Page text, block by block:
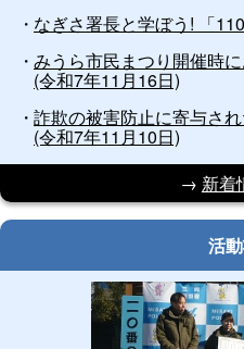
なぎさ署長と学ぼう! 「
みうら市民まつり開催時
(令和7年11月16日)
詐欺の被害防止に寄与さ
(令和7年11月10日)
→ 新着
活